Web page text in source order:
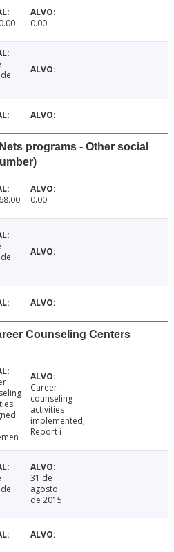
0.00
programs - Other social
0.00
Counseling Centers
Career
counseling
activities
implemented;
Report i
31 de
agosto
de 2015